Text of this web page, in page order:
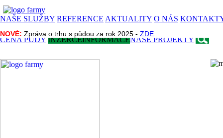
NAŠE SLUŽBY REFERENCE AKTUALITY O NÁS
NOVÉ: Zpráva o trhu s půdou za rok 2025 - ZDE
CENA PŮDY INZERCEINFORMACENAŠE PROJEKTY
NOVÉ: Zpráva o trhu s půdou za rok 2025 - ZDE